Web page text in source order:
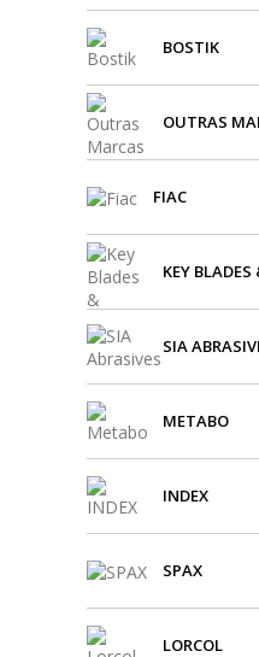
BOSTIK
OUTRAS
FIAC
KEY
SIA
METABO
INDEX
SPAX
LORCOL